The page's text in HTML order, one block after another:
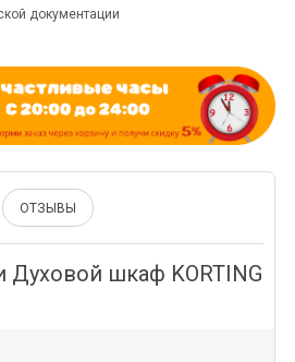
документации
ОТЗЫВЫ
Духовой шкаф KORTING